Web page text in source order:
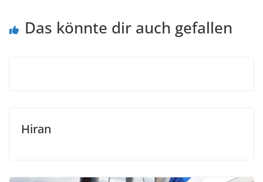
Das könnte dir auch gefallen
Hiran